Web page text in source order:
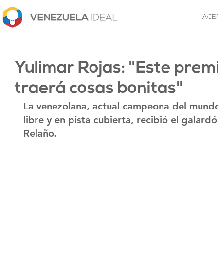
Yulimar Rojas: "Este
traerá cosas bonitas"
La venezolana, actual campeona del
libre y en pista cubierta, recibió el
Relaño.